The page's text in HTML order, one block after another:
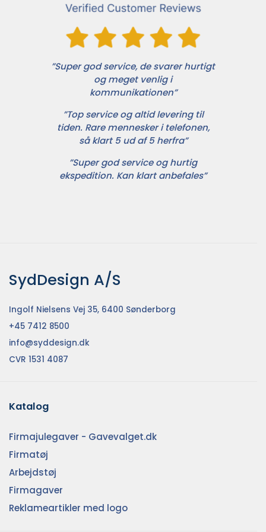
”Super god service, de svarer hurtigt
og meget venlig i
kommunikationen”
”Top service og altid levering til
tiden. Rare mennesker i telefonen,
så klart 5 ud af 5 herfra”
”Super god service og hurtig
ekspedition. Kan klart anbefales”
SydDesign A/S
Ingolf Nielsens Vej 35, 6400 Sønderborg
+45 7412 8500
info@syddesign.dk
CVR 1531 4087
Katalog
Firmajulegaver - Gavevalget.dk
Firmatøj
Arbejdstøj
Firmagaver
Reklameartikler med logo